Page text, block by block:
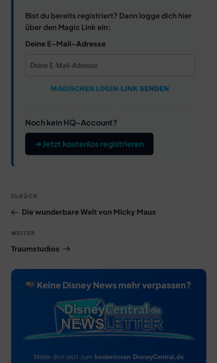
Bist du bereits registriert? Dann logge dich hier
über den Magic Link ein:
Deine E-Mail-Adresse
MAGISCHEN LOGIN-LINK SENDEN
Noch kein HQ-Account?
➔ Jetzt kostenlos registrieren
Beitragsnavigation
Vorheriger
Beitrag
ZURÜCK
Die wunderbare Welt von Micky Maus
Nächster
Beitrag
WEITER
Traumstudios
Keine Disney News mehr verpassen?
Melde dich jetzt zum kostenlosen DisneyCentral.de